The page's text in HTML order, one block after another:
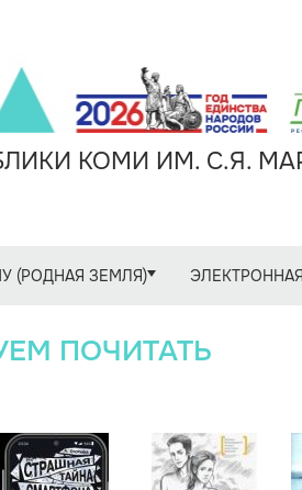
КОМИ ИМ. С.Я.
(РОДНАЯ ЗЕМЛЯ)
ПОЧИТАТЬ